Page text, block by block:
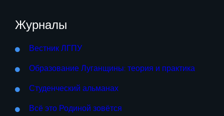
Журналы
Вестник ЛГПУ
Образование Луганщины: теория и практика
Студенческий альманах
Всё это Родиной зовётся